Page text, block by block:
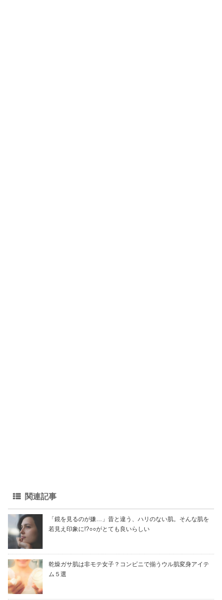
関連記事
「鏡を見るのが嫌…」昔と違う、ハリのない肌。そんな肌を
若見え印象に!?○○がとても良いらしい
乾燥ガサ肌は非モテ女子？コンビニで揃うウル肌変身アイテ
ム５選